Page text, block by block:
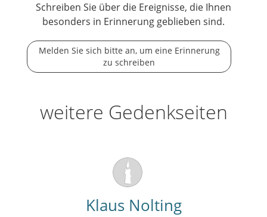
Schreiben Sie über die Ereignisse, die Ihnen
besonders in Erinnerung geblieben sind.
Melden Sie sich bitte an, um eine Erinnerung
zu schreiben
weitere Gedenkseiten
Klaus Nolting